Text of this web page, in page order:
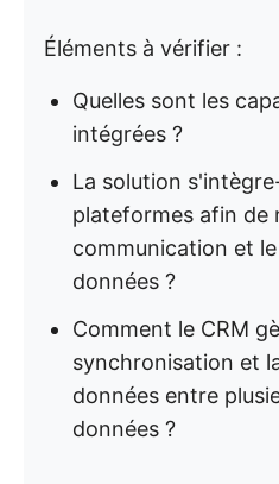
Éléments à vérifier :
Quelles sont les
intégrées ?
La solution
plateformes afin de
communication et
données ?
Comment le CRM
synchronisation et
données entre
données ?